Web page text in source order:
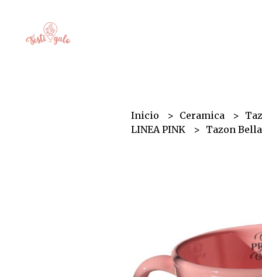
Inicio Ceramica
LINEA PINK
Tazon